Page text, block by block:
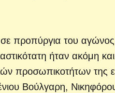
σε προπύργια του
ήταν ακόμη
προσωπικοτήτων
Βούλγαρη,